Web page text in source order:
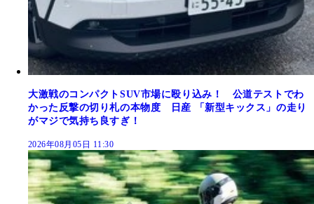
大激戦のコンパクトSUV市場に殴り込み！ 公道テストでわ
かった反撃の切り札の本物度 日産 「新型キックス」の走り
がマジで気持ち良すぎ！
2026年08月05日 11:30